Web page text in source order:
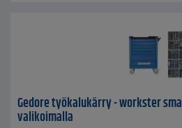
Gedore työkalukärry - workster
valikoimalla